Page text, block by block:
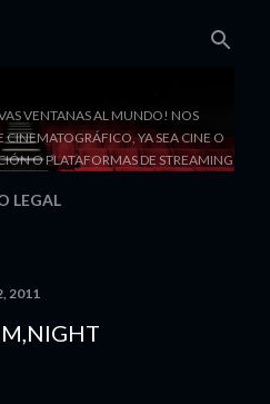
VENTANAS AL MUNDO! NOS
CINEMATOGRÁFICO, YA SEA CINE O
O PLATAFORMAS DE STREAMING
LEGAL
2011
M,NIGHT